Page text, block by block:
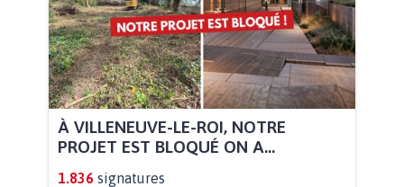
À VILLENEUVE-LE-ROI, NOTRE
PROJET EST BLOQUÉ ON A...
1.836 signatures